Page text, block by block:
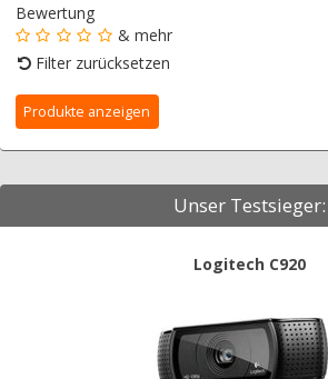
Bewertung
& mehr
Filter zurücksetzen
Unser Testsieger:
Logitech C920